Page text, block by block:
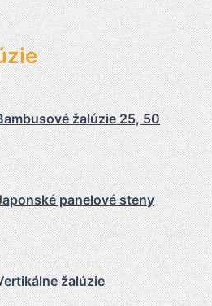
žalúzie 25, 50
panelové steny
žalúzie